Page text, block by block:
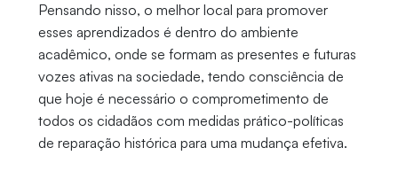
Pensando nisso, o melhor local para promover
esses aprendizados é dentro do ambiente
acadêmico, onde se formam as presentes e futuras
vozes ativas na sociedade, tendo consciência de
que hoje é necessário o comprometimento de
todos os cidadãos com medidas prático-políticas
de reparação histórica para uma mudança efetiva.